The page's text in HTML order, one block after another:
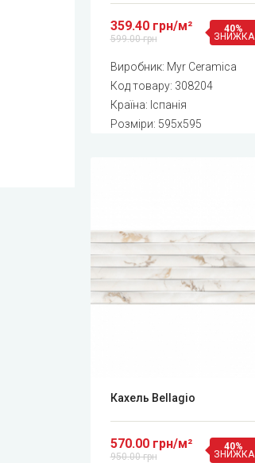
359.40 грн/м²
599.00 грн
40%
ЗНИЖКА
Виробник: Myr Ceramica
Код товару: 308204
Країна: Іспанія
Розміри: 595x595
Кахель Bellagio
570.00 грн/м²
950.00 грн
40%
ЗНИЖКА